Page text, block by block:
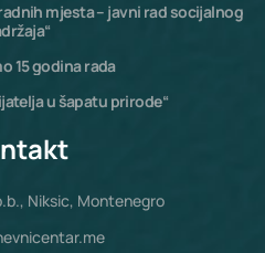
mjesta – javni rad socijalnog
15 godina rada
u šapatu prirode“
Niksic, Montenegro